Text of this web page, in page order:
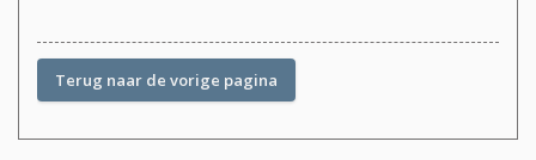
Terug naar de vorige pagina